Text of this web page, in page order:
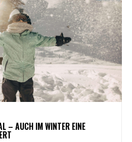
– AUCH IM WINTER EINE